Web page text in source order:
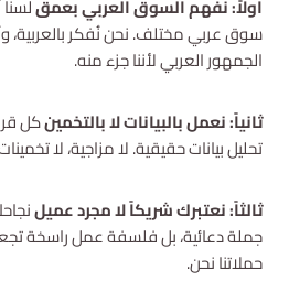
أولاً: نفهم السوق العربي بعمق
سوق عربي مختلف. نحن نُفكر بالعربية،
الجمهور العربي لأننا جزء منه.
ثانياً: نعمل بالبيانات لا بالتخمينكل
تحليل بيانات حقيقية. لا مزاجية، لا
ثالثاً: نعتبرك شريكاً لا مجرد عميل
جملة دعائية، بل فلسفة عمل راسخة
حملاتنا نحن.